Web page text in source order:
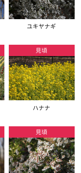
ユキヤナギ
見頃
ハナナ
見頃